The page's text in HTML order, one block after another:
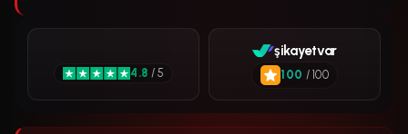
4.8 / 5
şikayetvar
100 / 100